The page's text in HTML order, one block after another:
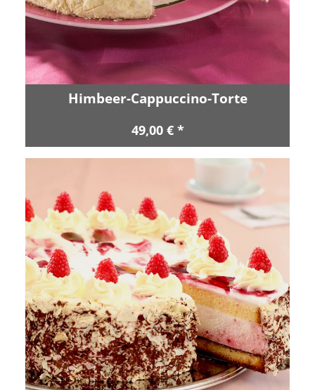
Himbeer-Cappuccino-Torte
49,00 € *